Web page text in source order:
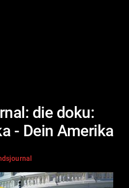
die doku:
- Dein Amerika